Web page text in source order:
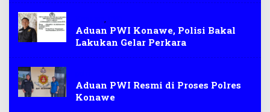
Aduan PWI Konawe, Polisi Bakal
Lakukan Gelar Perkara
Aduan PWI Resmi di Proses Polres
Konawe